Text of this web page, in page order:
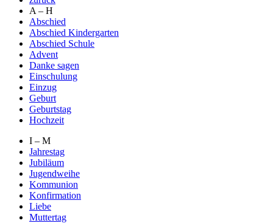
A – H
Abschied
Abschied Kindergarten
Abschied Schule
Advent
Danke sagen
Einschulung
Einzug
Geburt
Geburtstag
Hochzeit
I – M
Jahrestag
Jubiläum
Jugendweihe
Kommunion
Konfirmation
Liebe
Muttertag